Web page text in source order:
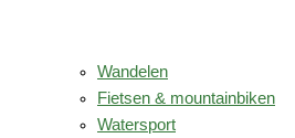
Wandelen
Fietsen & mountainbiken
Watersport